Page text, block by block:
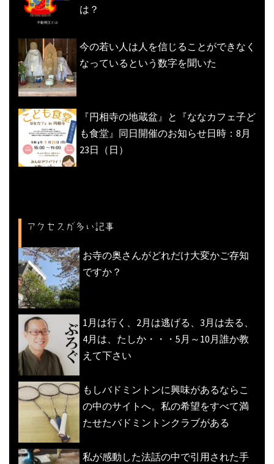
は？
今の若い人は人を信じることができなく
なっているという数字を聞いた
『円相寺の地蔵盆』と『ななカフェ子ど
も食堂』同日開催のお知らせ日時：8月
23日（日）
アクセスが多い記事
お寺の奥さんがどれだけ大変かご存知
ですか？
1月は行く、2月は逃げる、3月は去る、
4月は、たしか・・・5月～10月誰か教
えて下さい
もしバドミントンに興味があるならこ
の中のサイトへ。私の希望をすべて満
たせたバドミントンクラブがある
私が感動した法話の中で引用された手